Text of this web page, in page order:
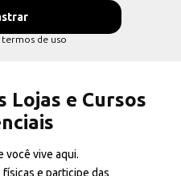
de uso
Lojas e Cursos
você vive aqui.
e participe das